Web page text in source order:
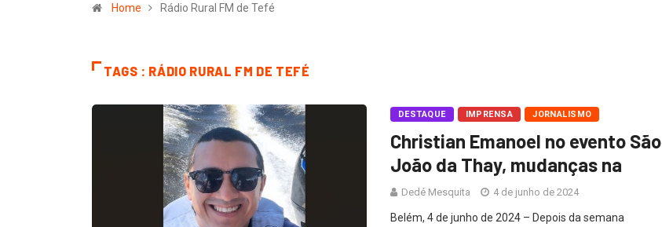
Home Rádio Rural FM de Tefé
TAGS : RÁDIO RURAL FM DE TEFÉ
DESTAQUE IMPRENSA JORNALISMO
Christian Emanoel no evento São
João da Thay, mudanças na
Dedé Mesquita 4 de junho de 2024
Belém, 4 de junho de 2024 – Depois da semana